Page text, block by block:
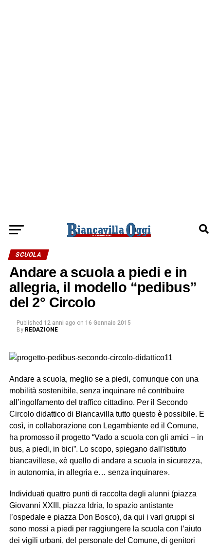
SCUOLA
Andare a scuola a piedi e in
allegria, il modello “pedibus”
del 2° Circolo
Published 12 anni ago on 16 Gennaio 2015
By REDAZIONE
Andare a scuola, meglio se a piedi, comunque con una
mobilità sostenibile, senza inquinare né contribuire
all’ingolfamento del traffico cittadino. Per il Secondo
Circolo didattico di Biancavilla tutto questo è possibile. E
così, in collaborazione con Legambiente ed il Comune,
ha promosso il progetto “Vado a scuola con gli amici – in
bus, a piedi, in bici”. Lo scopo, spiegano dall’istituto
biancavillese, «è quello di andare a scuola in sicurezza,
in autonomia, in allegria e… senza inquinare».
Individuati quattro punti di raccolta degli alunni (piazza
Giovanni XXIII, piazza Idria, lo spazio antistante
l’ospedale e piazza Don Bosco), da qui i vari gruppi si
sono mossi a piedi per raggiungere la scuola con l’aiuto
dei vigili urbani, del personale del Comune, di genitori